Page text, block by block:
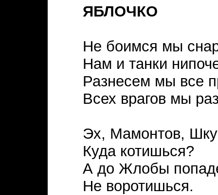
ЯБЛОЧКО
Не боимся мы
Нам и танки
Разнесем мы все
Всех врагов мы
Эх, Мамонтов,
Куда котишься?
А до Жлобы
Не воротишься.